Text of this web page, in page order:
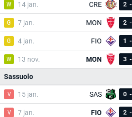
W 14 jan. CRE 2 -
G 7 jan. MON 2 -
G 4 jan. FIO 1 -
W 13 nov. MON 3 -
Sassuolo
V 15 jan. SAS 0 -
V 7 jan. FIO 2 -